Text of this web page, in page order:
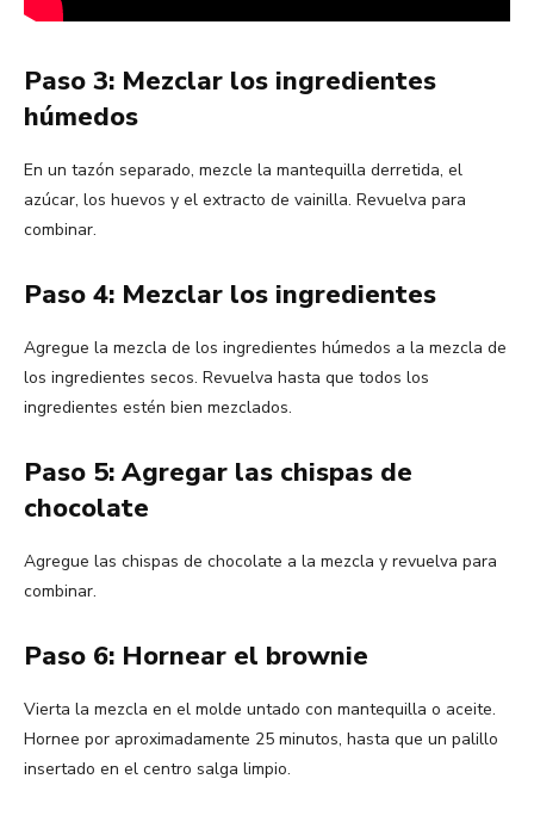
Paso 3: Mezclar los ingredientes
húmedos
En un tazón separado, mezcle la mantequilla derretida, el
azúcar, los huevos y el extracto de vainilla. Revuelva para
combinar.
Paso 4: Mezclar los ingredientes
Agregue la mezcla de los ingredientes húmedos a la mezcla de
los ingredientes secos. Revuelva hasta que todos los
ingredientes estén bien mezclados.
Paso 5: Agregar las chispas de
chocolate
Agregue las chispas de chocolate a la mezcla y revuelva para
combinar.
Paso 6: Hornear el brownie
Vierta la mezcla en el molde untado con mantequilla o aceite.
Hornee por aproximadamente 25 minutos, hasta que un palillo
insertado en el centro salga limpio.